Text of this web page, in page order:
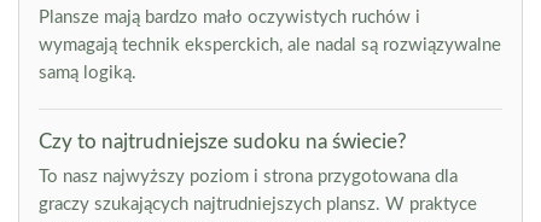
Plansze mają bardzo mało oczywistych ruchów i
wymagają technik eksperckich, ale nadal są rozwiązywalne
samą logiką.
Czy to najtrudniejsze sudoku na świecie?
To nasz najwyższy poziom i strona przygotowana dla
graczy szukających najtrudniejszych plansz. W praktyce